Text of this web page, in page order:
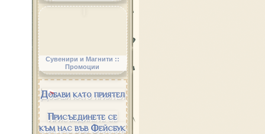
Сувенири и Магнити ::
Промоции
Добави като приятел
Присъединете се
към нас във Фейсбук